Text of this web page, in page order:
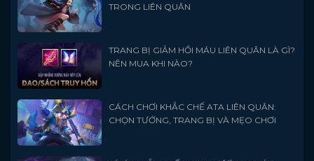
TRONG LIÊN QUÂN
TRANG BỊ GIẢM HỒI MÁU LIÊN QUÂN LÀ GÌ?
NÊN MUA KHI NÀO?
CÁCH CHƠI KHẮC CHẾ ATA LIÊN QUÂN:
CHỌN TƯỚNG, TRANG BỊ VÀ MẸO CHƠI